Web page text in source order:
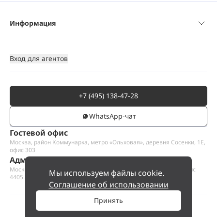
Мы используем файлы cookie.
Соглашение об использовании
Принять
Гостевой офис
Москва, район Коммунарка, метро «Ольховая», деревня Сосенки, 1Е,
офис 303
Административный офис
Москва, Пресненская набережная 12, Москва-сити, этаж 44, офис
4405.1
+7 (495) 138-47-28
WhatsАpp-чат
Информация
Вход для агентов
© Позвольте найти ваш дом.